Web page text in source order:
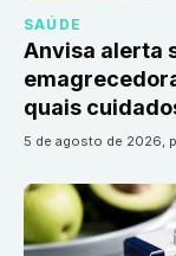
SAÚDE
Anvisa alerta
quais
5 de agosto de 2026,